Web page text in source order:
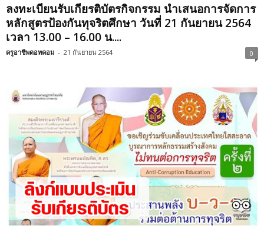
ลงทะเบียนรับเกียรติบัตรกิจกรรม นำเสนอการจัดการ
หลักสูตรป้องกันทุจริตศึกษา วันที่ 21 กันยายน 2564
เวลา 13.00 – 16.00 น....
ครูอาชีพดอทคอม - 21 กันยายน 2564 0